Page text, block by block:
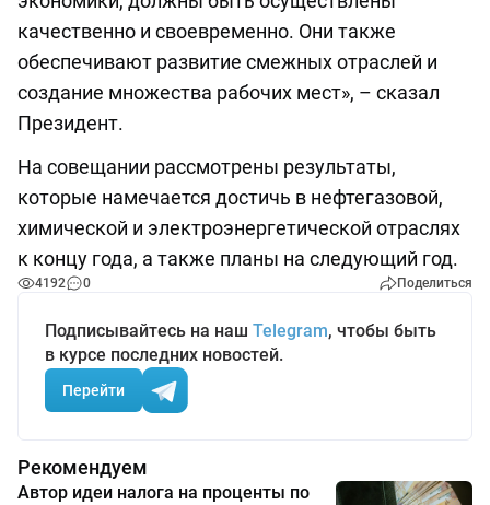
качественно и своевременно. Они также
обеспечивают развитие смежных отраслей и
создание множества рабочих мест», – сказал
Президент.
На совещании рассмотрены результаты,
которые намечается достичь в нефтегазовой,
химической и электроэнергетической отраслях
к концу года, а также планы на следующий год.
4192 0 Поделиться
Подписывайтесь на наш Telegram, чтобы быть
в курсе последних новостей.
Перейти
Рекомендуем
Автор идеи налога на проценты по